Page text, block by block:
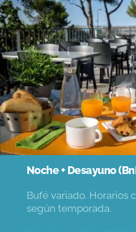
Noche + Desayuno
Bufé variado. Horarios
según temporada.